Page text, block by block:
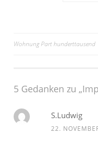
Beitragsnavigation
Wohnung Part hunderttausend
5 Gedanken zu „
S.Ludwig
22.